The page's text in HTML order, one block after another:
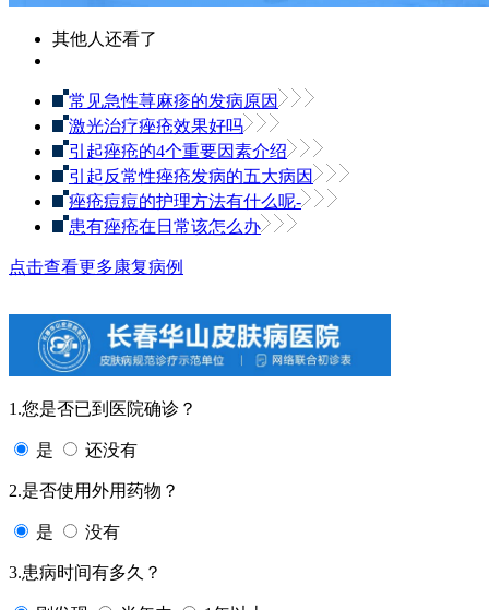
其他人还看了
常见急性荨麻疹的发病原因
激光治疗痤疮效果好吗
引起痤疮的4个重要因素介绍
引起反常性痤疮发病的五大病因
痤疮痘痘的护理方法有什么呢-
患有痤疮在日常该怎么办
点击查看更多康复病例
1.您是否已到医院确诊？
是 还没有
2.是否使用外用药物？
是 没有
3.患病时间有多久？